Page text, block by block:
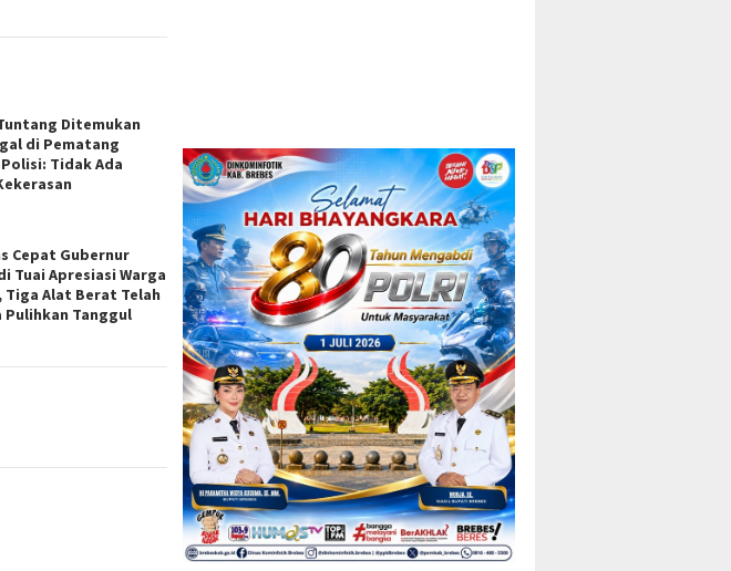
Ditemukan
di Pematang
Tidak Ada
Cepat Gubernur
Tuai Apresiasi Warga
Tiga Alat Berat Telah
Pulihkan Tanggul